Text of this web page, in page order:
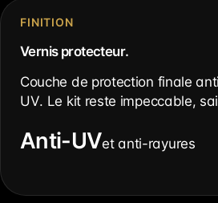
FINITION
Vernis protecteur.
Couche de protection finale
UV. Le kit reste impeccable,
Anti-UVet anti-rayures